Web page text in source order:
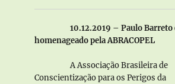
10.12.2019 – Paulo Barreto
homenageado pela ABRACOPEL
A Associação Brasileira de
Conscientização para os Perigos da